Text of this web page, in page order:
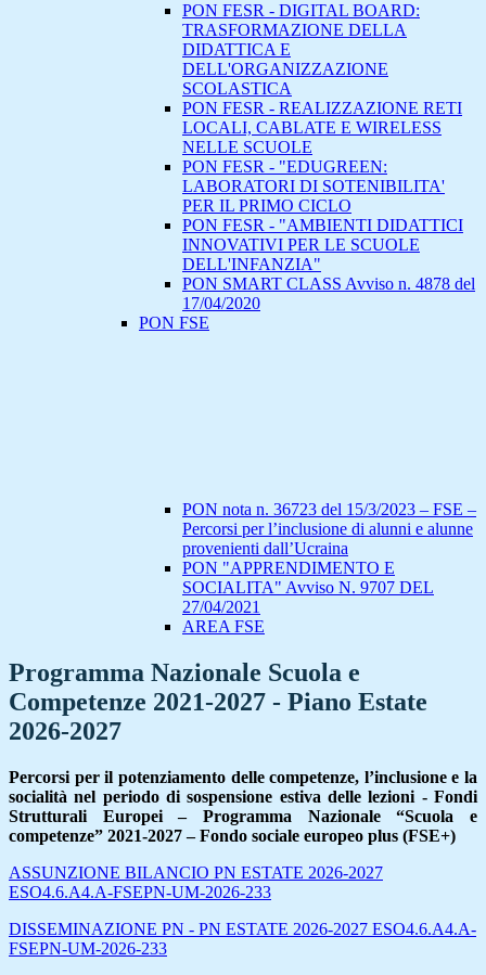
PON FESR - DIGITAL BOARD:
TRASFORMAZIONE DELLA
DIDATTICA E
DELL'ORGANIZZAZIONE
SCOLASTICA
PON FESR - REALIZZAZIONE RETI
LOCALI, CABLATE E WIRELESS
NELLE SCUOLE
PON FESR - "EDUGREEN:
LABORATORI DI SOTENIBILITA'
PER IL PRIMO CICLO
PON FESR - "AMBIENTI DIDATTICI
INNOVATIVI PER LE SCUOLE
DELL'INFANZIA"
PON SMART CLASS Avviso n. 4878 del
17/04/2020
PON FSE
PON nota n. 36723 del 15/3/2023 – FSE –
Percorsi per l’inclusione di alunni e alunne
provenienti dall’Ucraina
PON "APPRENDIMENTO E
SOCIALITA" Avviso N. 9707 DEL
27/04/2021
AREA FSE
Programma Nazionale Scuola e
Competenze 2021-2027 - Piano Estate
2026-2027
Percorsi per il potenziamento delle competenze, l’inclusione e la
socialità nel periodo di sospensione estiva delle lezioni - Fondi
Strutturali Europei – Programma Nazionale “Scuola e
competenze” 2021-2027 – Fondo sociale europeo plus (FSE+)
ASSUNZIONE BILANCIO PN ESTATE 2026-2027
ESO4.6.A4.A-FSEPN-UM-2026-233
DISSEMINAZIONE PN - PN ESTATE 2026-2027 ESO4.6.A4.A-
FSEPN-UM-2026-233